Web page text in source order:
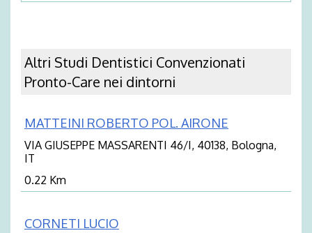
Altri Studi Dentistici Convenzionati
Pronto-Care nei dintorni
MATTEINI ROBERTO POL. AIRONE
VIA GIUSEPPE MASSARENTI 46/I, 40138, Bologna,
IT
0.22 Km
CORNETI LUCIO